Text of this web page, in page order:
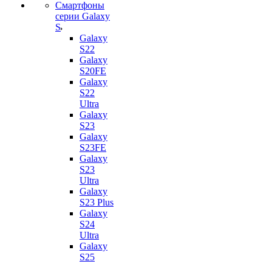
Смартфоны
серии Galaxy
S
Galaxy
S22
Galaxy
S20FE
Galaxy
S22
Ultra
Galaxy
S23
Galaxy
S23FE
Galaxy
S23
Ultra
Galaxy
S23 Plus
Galaxy
S24
Ultra
Galaxy
S25